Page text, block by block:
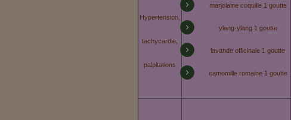
Hypertension,
tachycardie,
palpitations
marjolaine coquille 1 goutte
ylang-ylang 1 goutte
lavande officinale 1 goutte
camomille romaine 1 goutte